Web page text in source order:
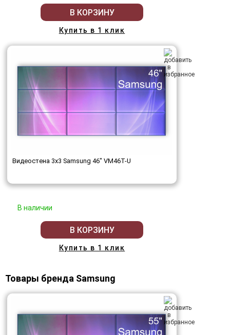
В КОРЗИНУ
Купить в 1 клик
Видеостена 3x3 Samsung 46" VM46T-U
В наличии
В КОРЗИНУ
Купить в 1 клик
Товары бренда Samsung